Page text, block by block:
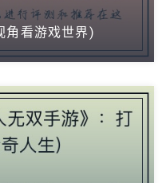
角看游戏世界)